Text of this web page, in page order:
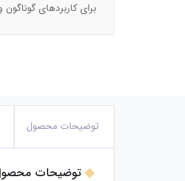
برای کاربردهای
توضیحات محصول
توضیحات